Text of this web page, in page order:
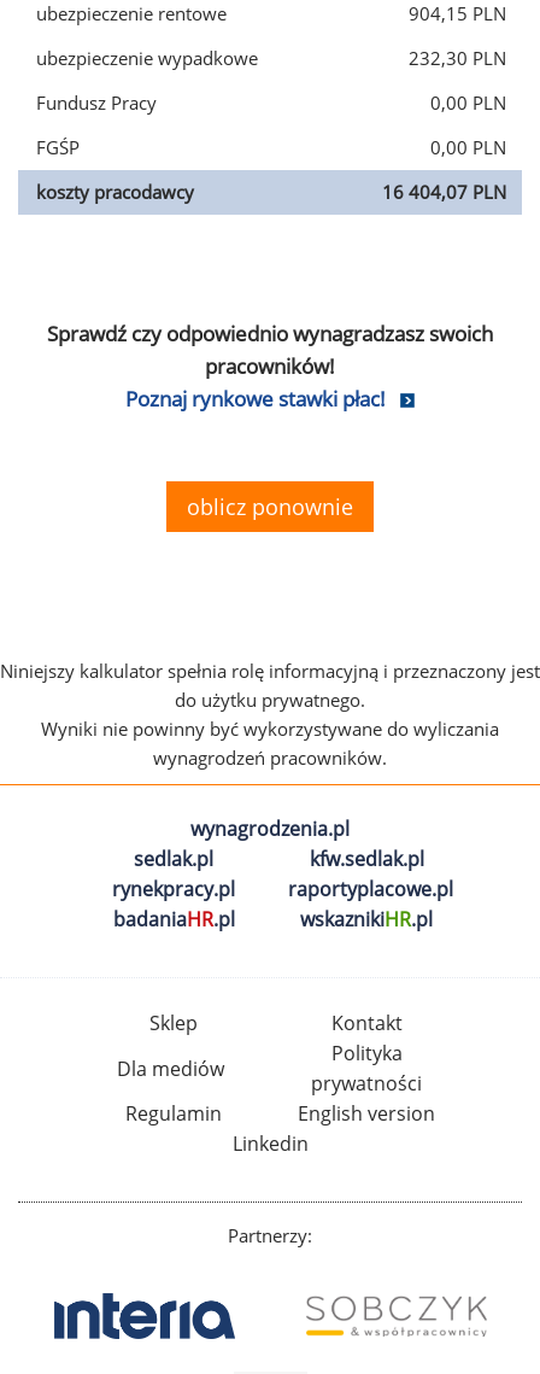
ubezpieczenie rentowe
904,15 PLN
ubezpieczenie wypadkowe
232,30 PLN
Fundusz Pracy
0,00 PLN
FGŚP
0,00 PLN
koszty pracodawcy
16 404,07 PLN
Sprawdź czy odpowiednio wynagradzasz swoich
pracowników!
Poznaj rynkowe stawki płac!
oblicz ponownie
Niniejszy kalkulator spełnia rolę informacyjną i przeznaczony jest
do użytku prywatnego.
Wyniki nie powinny być wykorzystywane do wyliczania
wynagrodzeń pracowników.
wynagrodzenia.pl
sedlak.pl
kfw.sedlak.pl
rynekpracy.pl
raportyplacowe.pl
badaniaHR.pl wskaznikiHR.pl
Sklep
Kontakt
Dla mediów
Polityka
prywatności
Regulamin
English version
Linkedin
Partnerzy: